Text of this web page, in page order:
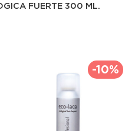
FUERTE 300 ML.
-10%